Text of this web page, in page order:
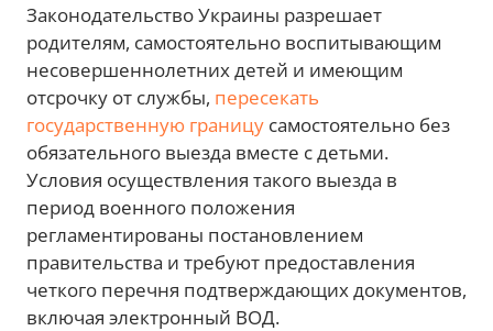
Законодательство Украины разрешает
родителям, самостоятельно воспитывающим
несовершеннолетних детей и имеющим
отсрочку от службы, пересекать
государственную границу самостоятельно без
обязательного выезда вместе с детьми.
Условия осуществления такого выезда в
период военного положения
регламентированы постановлением
правительства и требуют предоставления
четкого перечня подтверждающих документов,
включая электронный ВОД.